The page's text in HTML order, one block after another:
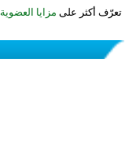
تعرّف أكثر على مزايا العضوية